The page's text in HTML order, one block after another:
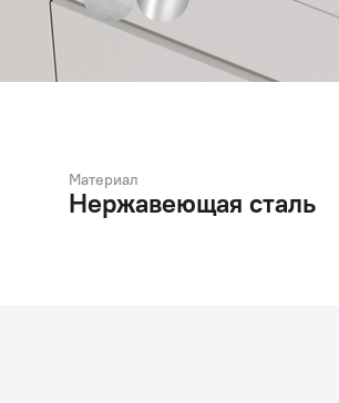
Материал
Нержавеющая сталь